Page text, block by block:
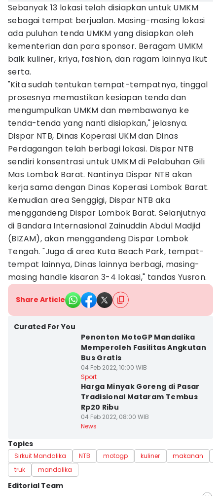
Sebanyak 13 lokasi telah disiapkan untuk UMKM
sebagai tempat berjualan. Masing-masing lokasi
ada puluhan tenda UMKM yang disiapkan oleh
kementerian dan para sponsor. Beragam UMKM
baik kuliner, kriya, fashion, dan ragam lainnya ikut
serta.
"Kita sudah tentukan tempat-tempatnya, tinggal
prosesnya memastikan kesiapan tenda dan
mengumpulkan UMKM dan membawanya ke
tenda-tenda yang nanti disiapkan," jelasnya.
Dispar NTB, Dinas Koperasi UKM dan Dinas
Perdagangan telah berbagi lokasi. Dispar NTB
sendiri konsentrasi untuk UMKM di Pelabuhan Gili
Mas Lombok Barat. Nantinya Dispar NTB akan
kerja sama dengan Dinas Koperasi Lombok Barat.
Kemudian area Senggigi, Dispar NTB aka
menggandeng Dispar Lombok Barat. Selanjutnya
di Bandara Internasional Zainuddin Abdul Madjid
(BIZAM), akan menggandeng Dispar Lombok
Tengah. "Juga di area Kuta Beach Park, tempat-
tempat lainnya, Dinas lainnya berbagi, masing-
masing handle kisaran 3-4 lokasi," tandas Yusron.
Share Article
Curated For You
Penonton MotoGP Mandalika
Memperoleh Fasilitas Angkutan
Bus Gratis
04 Feb 2022, 10:00 WIB
Sport
Harga Minyak Goreng di Pasar
Tradisional Mataram Tembus
Rp20 Ribu
04 Feb 2022, 08:00 WIB
News
Topics
Sirkuit Mandalika NTB motogp kuliner makanan
truk
mandalika
Editorial Team